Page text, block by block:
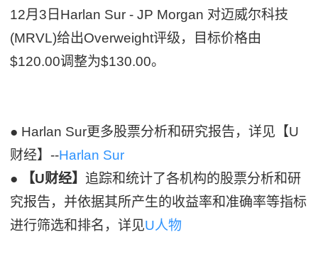
12月3日Harlan Sur - JP Morgan 对迈威尔科技
(MRVL)给出Overweight评级，目标价格由
$120.00调整为$130.00。
● Harlan Sur更多股票分析和研究报告，详见【U
财经】--Harlan Sur
●
【U财经】追踪和统计了各机构的股票分析和研
究报告，并依据其所产生的收益率和准确率等指标
进行筛选和排名，详见U人物